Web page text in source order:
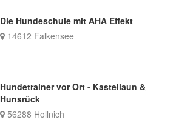
Die Hundeschule mit AHA Effekt
14612 Falkensee
Hundetrainer vor Ort - Kastellaun &
Hunsrück
56288 Hollnich